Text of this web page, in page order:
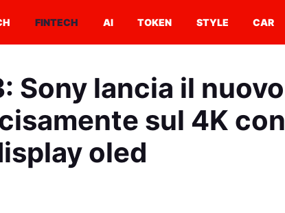
FINTECH AI TOKEN STYLE CAR
Sony lancia il nuovo
sul 4K con
oled